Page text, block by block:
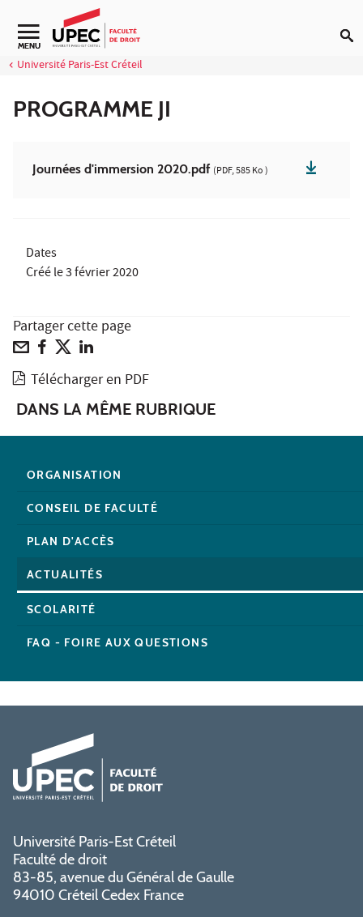
Aller au contenu
Navigation secondaire
MENU
Université Paris-Est Créteil
PROGRAMME JI
Journées d'immersion 2020.pdf (PDF, 585 Ko )
Dates
Créé le3 février 2020
Partager cette page
Télécharger en PDF
DANS LA MÊME RUBRIQUE
ORGANISATION
CONSEIL DE FACULTÉ
PLAN D'ACCÈS
ACTUALITÉS
SCOLARITÉ
FAQ - FOIRE AUX QUESTIONS
Université Paris-Est Créteil
Faculté de droit
83-85, avenue du Général de Gaulle
94010 Créteil Cedex France